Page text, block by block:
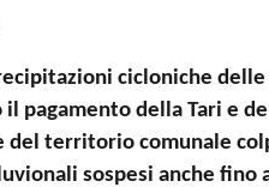
cicloniche
il pagamento della Tari e
del territorio comunale
sospesi anche